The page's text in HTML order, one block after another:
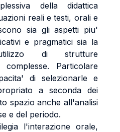
della didattica
reali e testi, orali e
sia gli aspetti piu'
e pragmatici sia la
di strutture
Particolare
di selezionarle e
a seconda dei
spazio anche all'analisi
e del periodo.
l'interazione orale,